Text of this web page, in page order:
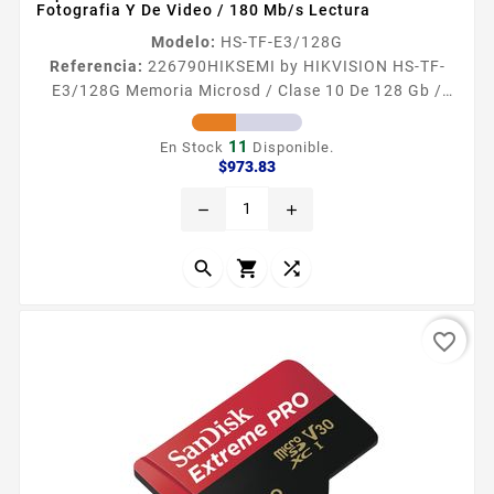
Fotografia Y De Video / 180 Mb/s Lectura
Modelo: HS-TF-E3/128G
Referencia: 226790HIKSEMI by HIKVISION HS-TF-
E3/128G Memoria Microsd / Clase 10 De 128 Gb /
Especializada Para Drones Comerciales Cámaras De
Fotografia Y De Video / 180 Mb/s Lectura
Especificaciones Características Principales Formato
Memoria flash NAND TLC...
En Stock 11 Disponible.
$973.83Precio
remove add
  
favorite_border